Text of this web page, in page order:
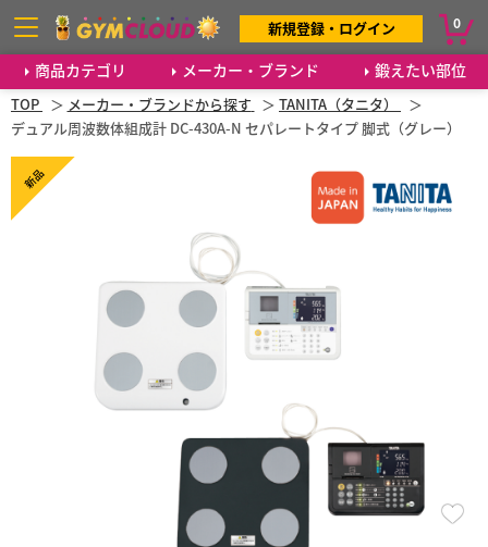
商品カテゴリ メーカー・ブランド 鍛えたい部位
新規登録・ログイン 0
TOP メーカー・ブランドから探す
TANITA（タニタ）
デュアル周波数体組成計 DC-430A-N セパレートタイプ 脚式（グレー）
新品